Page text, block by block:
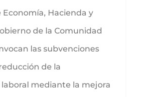
Economía, Hacienda y
de la Comunidad
las subvenciones
de la
mediante la mejora